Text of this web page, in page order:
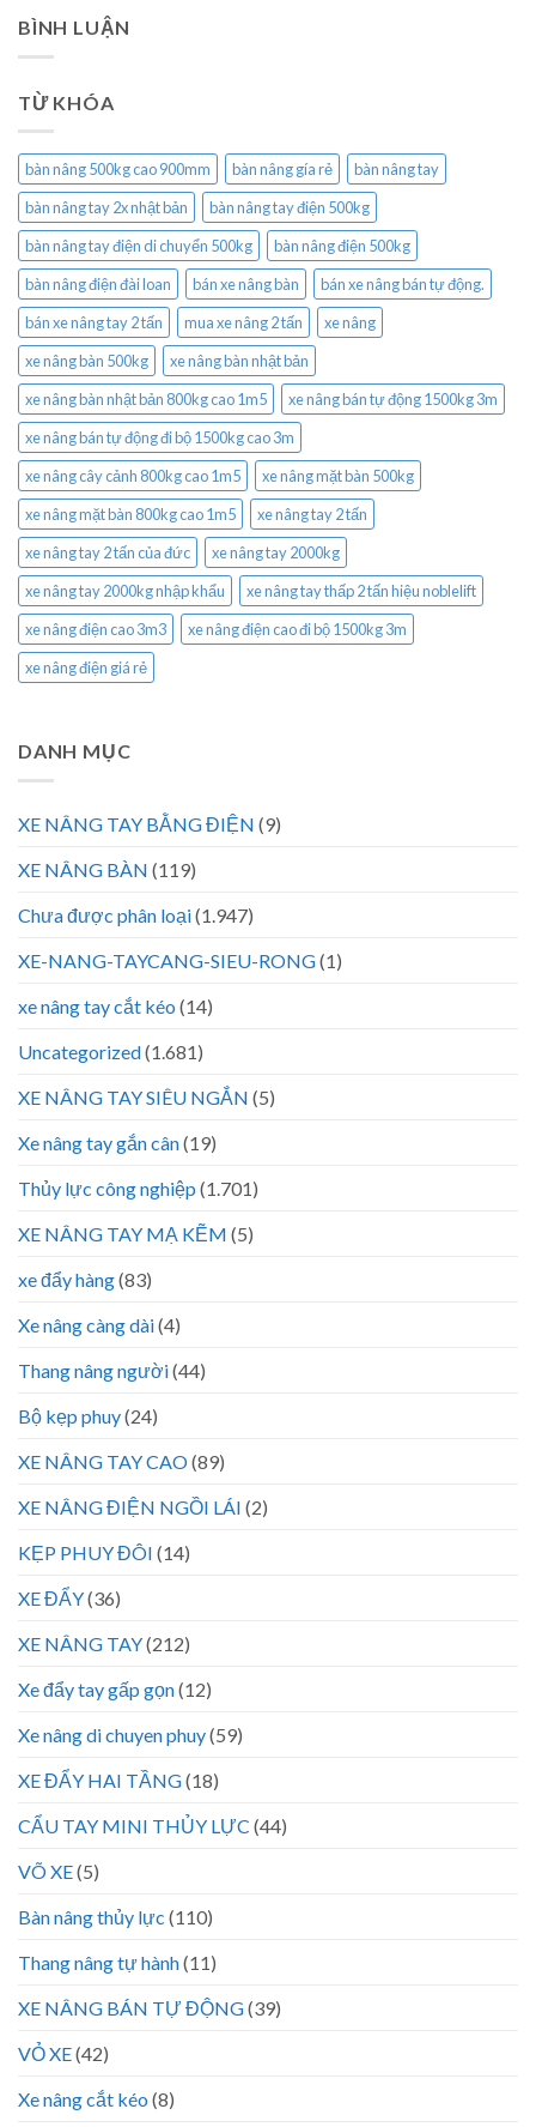
BÌNH LUẬN
TỪ KHÓA
bàn nâng 500kg cao 900mm bàn nâng gía rẻ
bàn nâng tay
bàn nâng tay 2x nhật bản
bàn nâng tay điện 500kg
bàn nâng tay điện di chuyển 500kg
bàn nâng điện 500kg
bàn nâng điện đài loan
bán xe nâng bàn
bán xe nâng bán tự động.
bán xe nâng tay 2 tấn
mua xe nâng 2 tấn
xe nâng
xe nâng bàn 500kg
xe nâng bàn nhật bản
xe nâng bàn nhật bản 800kg cao 1m5
xe nâng bán tự động 1500kg 3m
xe nâng bán tự động đi bộ 1500kg cao 3m
xe nâng cây cảnh 800kg cao 1m5
xe nâng mặt bàn 500kg
xe nâng mặt bàn 800kg cao 1m5
xe nâng tay 2 tấn
xe nâng tay 2 tấn của đức
xe nâng tay 2000kg
xe nâng tay 2000kg nhập khẩu
xe nâng tay thấp 2 tấn hiệu noblelift
xe nâng điện cao 3m3
xe nâng điện cao đi bộ 1500kg 3m
xe nâng điện giá rẻ
DANH MỤC
XE NÂNG TAY BẰNG ĐIỆN (9)
XE NÂNG BÀN (119)
Chưa được phân loại(1.947)
XE-NANG-TAYCANG-SIEU-RONG(1)
xe nâng tay cắt kéo (14)
Uncategorized(1.681)
XE NÂNG TAY SIÊU NGẮN (5)
Xe nâng tay gắn cân(19)
Thủy lực công nghiệp (1.701)
XE NÂNG TAY MẠ KẼM (5)
xe đẩy hàng(83)
Xe nâng càng dài(4)
Thang nâng người(44)
Bộ kẹp phuy(24)
XE NÂNG TAY CAO(89)
XE NÂNG ĐIỆN NGỒI LÁI (2)
KẸP PHUY ĐÔI (14)
XE ĐẨY(36)
XE NÂNG TAY(212)
Xe đẩy tay gấp gọn(12)
Xe nâng di chuyen phuy(59)
XE ĐẨY HAI TẦNG(18)
CẨU TAY MINI THỦY LỰC (44)
VÕ XE(5)
Bàn nâng thủy lực (110)
Thang nâng tự hành(11)
XE NÂNG BÁN TỰ ĐỘNG(39)
VỎ XE(42)
Xe nâng cắt kéo (8)